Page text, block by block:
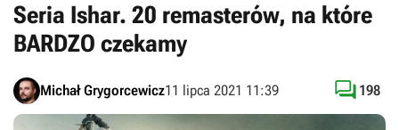
Seria Ishar. 20 remasterów, na które
BARDZO czekamy
Michał Grygorcewicz11 lipca 2021 11:39  198